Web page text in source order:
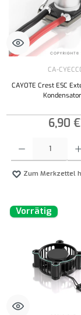
CA-
CAYOTE Crest ESC
6,90
Produkt Anzahl: Gib
Zum Merkzettel
Vorrätig